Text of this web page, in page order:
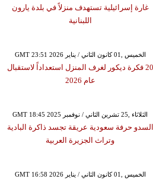
غارة إسرائيلية تستهدف منزلاً في بلدة يارون
اللبنانية
GMT 23:51 2026 الخميس ,01 كانون الثاني / يناير
20 فكرة ديكور لغرف المنزل استعداداً لاستقبال
عام 2026
GMT 18:45 2025 الثلاثاء ,25 تشرين الثاني / نوفمبر
السدو حرفة سعودية عريقة تجسد ذاكرة البادية
وتراث الجزيرة العربية
GMT 16:58 2026 الخميس ,01 كانون الثاني / يناير